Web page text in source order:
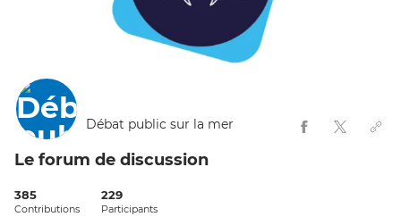
Débat public sur la mer
Le forum de discussion
385
Contributions
229
Participants